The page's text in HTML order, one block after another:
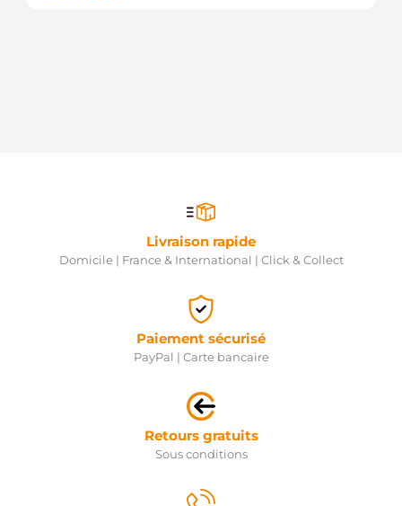
Livraison rapide
Domicile | France & International | Click & Collect
Paiement sécurisé
PayPal | Carte bancaire
Retours gratuits
Sous conditions